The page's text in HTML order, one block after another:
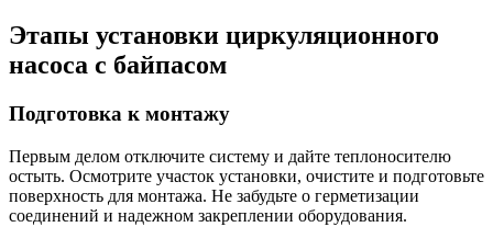
Этапы установки циркуляционного
насоса с байпасом
Подготовка к монтажу
Первым делом отключите систему и дайте теплоносителю
остыть. Осмотрите участок установки, очистите и подготовьте
поверхность для монтажа. Не забудьте о герметизации
соединений и надежном закреплении оборудования.